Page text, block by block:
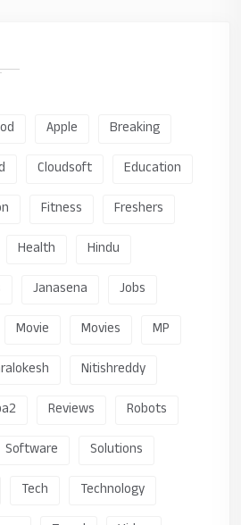
Apple
Breaking
Cloudsoft
Education
Fitness
Freshers
Health
Hindu
Janasena
Jobs
Movie Movies
MP
Nitishreddy
Reviews
Robots
Software
Solutions
Tech
Technology